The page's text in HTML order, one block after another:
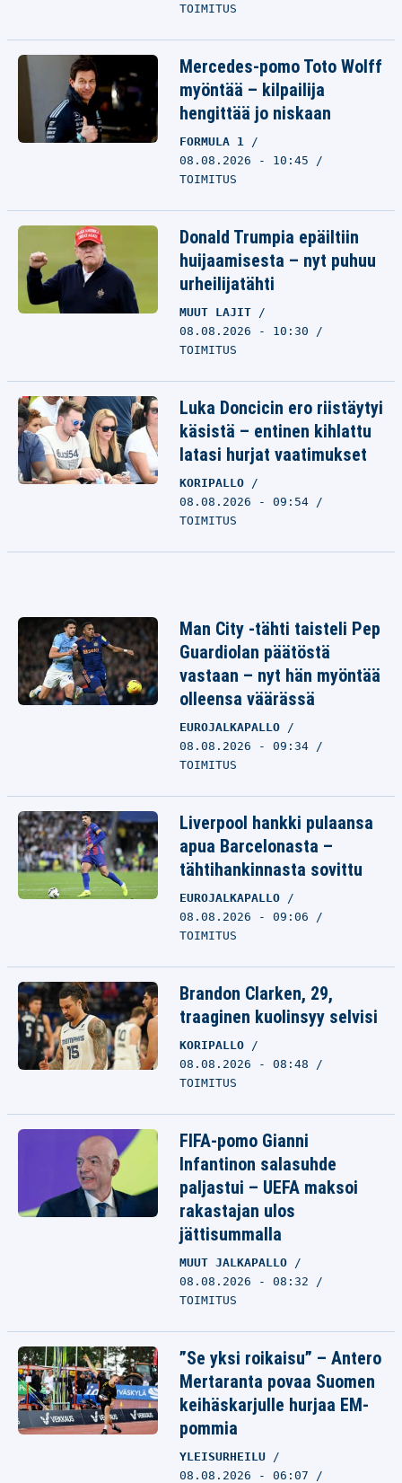
TOIMITUS
Mercedes-pomo Toto Wolff
myöntää – kilpailija
hengittää jo niskaan
FORMULA 1
08.08.2026 - 10:45
TOIMITUS
Donald Trumpia epäiltiin
huijaamisesta – nyt puhuu
urheilijatähti
MUUT LAJIT
08.08.2026 - 10:30
TOIMITUS
Luka Doncicin ero riistäytyi
käsistä – entinen kihlattu
latasi hurjat vaatimukset
KORIPALLO
08.08.2026 - 09:54
TOIMITUS
Man City -tähti taisteli Pep
Guardiolan päätöstä
vastaan – nyt hän myöntää
olleensa väärässä
EUROJALKAPALLO
08.08.2026 - 09:34
TOIMITUS
Liverpool hankki pulaansa
apua Barcelonasta –
tähtihankinnasta sovittu
EUROJALKAPALLO
08.08.2026 - 09:06
TOIMITUS
Brandon Clarken, 29,
traaginen kuolinsyy selvisi
KORIPALLO
08.08.2026 - 08:48
TOIMITUS
FIFA-pomo Gianni
Infantinon salasuhde
paljastui – UEFA maksoi
rakastajan ulos
jättisummalla
MUUT JALKAPALLO
08.08.2026 - 08:32
TOIMITUS
”Se yksi roikaisu” – Antero
Mertaranta povaa Suomen
keihäskarjulle hurjaa EM-
pommia
YLEISURHEILU
08.08.2026 - 06:07